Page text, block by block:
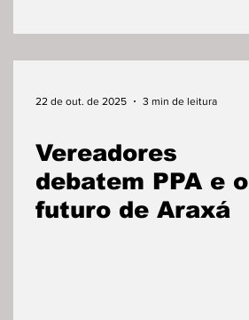
22 de out. de 2025 3 min de leitura
Vereadores
debatem PPA e o
futuro de Araxá